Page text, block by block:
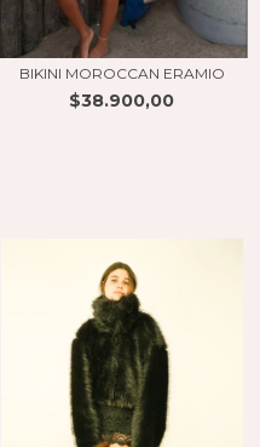
BIKINI MOROCCAN ERAMIO
$38.900,00